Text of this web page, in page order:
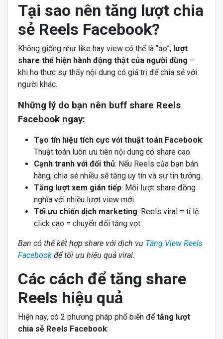
Tại sao nên tăng lượt chia
sẻ Reels Facebook?
Không giống như like hay view có thể là “ảo”, lượt
share thể hiện hành động thật của người dùng –
khi họ thực sự thấy nội dung có giá trị để chia sẻ với
người khác.
Những lý do bạn nên buff share Reels
Facebook ngay:
Tạo tín hiệu tích cực với thuật toán Facebook:
Thuật toán luôn ưu tiên nội dung có share cao.
Cạnh tranh với đối thủ: Nếu Reels của bạn bán
hàng, chia sẻ nhiều sẽ tăng uy tín và sự tin tưởng.
Tăng lượt xem gián tiếp: Mỗi lượt share đồng
nghĩa với nhiều lượt view mới.
Tối ưu chiến dịch marketing: Reels viral = tỉ lệ
click cao = chuyển đổi tăng vọt.
Bạn có thể kết hợp share với dịch vụ Tăng View Reels
Facebookđể tối ưu hiệu quả viral.
Các cách để tăng share
Reels hiệu quả
Hiện nay, có 2 phương pháp phổ biến đểtăng lượt
chia sẻ Reels Facebook: